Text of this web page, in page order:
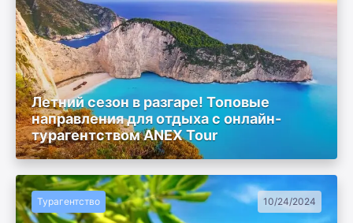
Летний сезон в разгаре! Топовые
направления для отдыха с онлайн-
турагентством ANEX Tour
Турагентство 10/24/2024